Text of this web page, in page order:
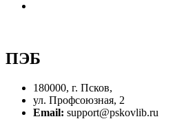
ПЭБ
180000, г. Псков,
ул. Профсоюзная, 2
Email: support@pskovlib.ru